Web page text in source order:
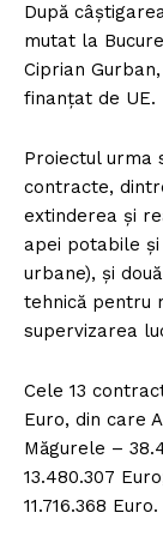
După
mutat la
Ciprian
finanțat de UE.
Proiectul urma
contracte,
extinderea și
apei potabile
urbane), și
tehnică pentru
supervizarea
Cele 13
Euro, din care
Măgurele –
13.480.307
11.716.368 Euro.